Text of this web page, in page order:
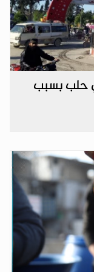
حلب بسبب